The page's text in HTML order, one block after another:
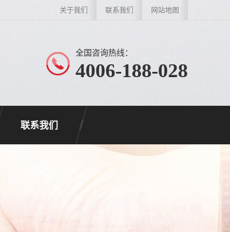
关于我们 联系我们 网站地图
全国咨询热线：
4006-188-028
联系我们